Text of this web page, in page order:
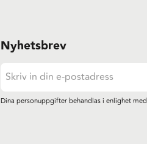
Nyhetsbrev
Dina personuppgifter behandlas i enlighet